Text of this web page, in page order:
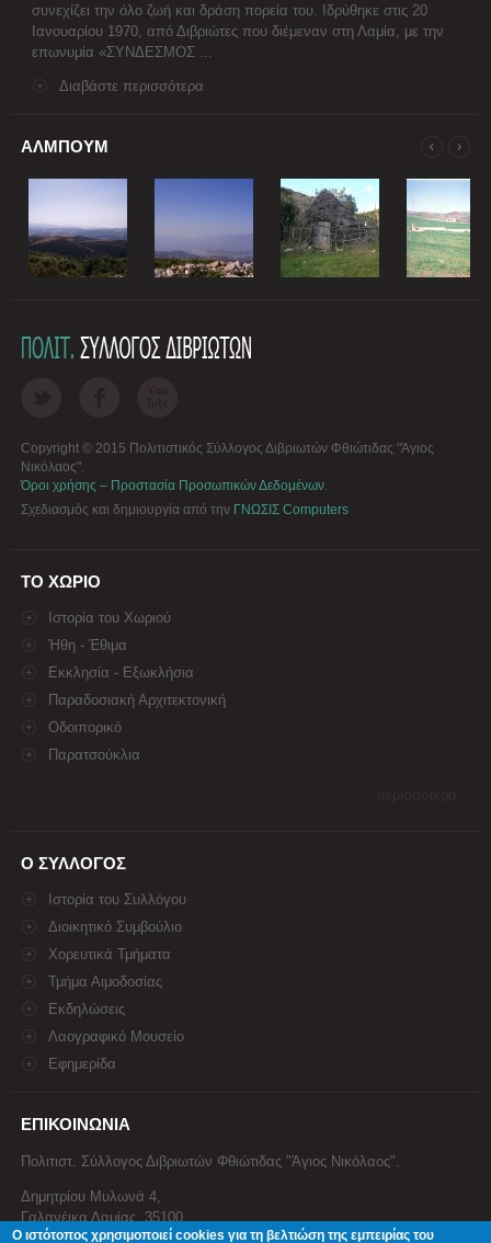
συνεχίζει την όλο ζωή και δράση πορεία του. Ιδρύθηκε στις 20
Ιανουαρίου 1970, από Διβριώτες που διέμεναν στη Λαμία, με την
επωνυμία «ΣΥΝΔΕΣΜΟΣ ...
Διαβάστε περισσότερα
ΑΛΜΠΟΥΜ
Copyright © 2015 Πολιτιστικός Σύλλογος Διβριωτών Φθιώτιδας "Άγιος
Νικόλαος".
Όροι χρήσης – Προστασία Προσωπικών Δεδομένων.
Σχεδιασμός και δημιουργία από την ΓΝΩΣΙΣ Computers
ΤΟ ΧΩΡΙΟ
Ιστορία του Χωριού
Ήθη - Έθιμα
Εκκλησία - Εξωκλήσια
Παραδοσιακή Αρχιτεκτονική
Οδοιπορικό
Παρατσούκλια
Ο ΣΥΛΛΟΓΟΣ
Ιστορία του Συλλόγου
Διοικητικό Συμβούλιο
Χορευτικά Τμήματα
Τμήμα Αιμοδοσίας
Εκδηλώσεις
Λαογραφικό Μουσείο
Εφημερίδα
ΕΠΙΚΟΙΝΩΝΙΑ
Πολιτιστ. Σύλλογος Διβριωτών Φθιώτιδας "Άγιος Νικόλαος".
Δημητρίου Μυλωνά 4,
Γαλανέικα Λαμίας, 35100
Ο ιστότοπος χρησιμοποιεί cookies για τη βελτιώση της εμπειρίας του